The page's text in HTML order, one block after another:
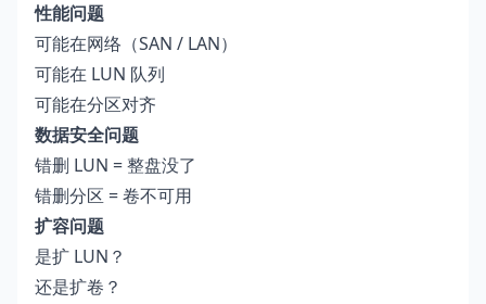
性能问题
可能在网络（SAN / LAN）
可能在 LUN 队列
可能在分区对齐
数据安全问题
错删 LUN = 整盘没了
错删分区 = 卷不可用
扩容问题
是扩 LUN？
还是扩卷？